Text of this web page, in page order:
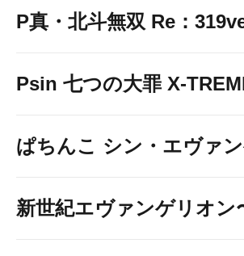
P真・北斗無双 Re：
Psin 七つの大罪 X-
ぱちんこ シン・エヴァ
新世紀エヴァンゲリオン